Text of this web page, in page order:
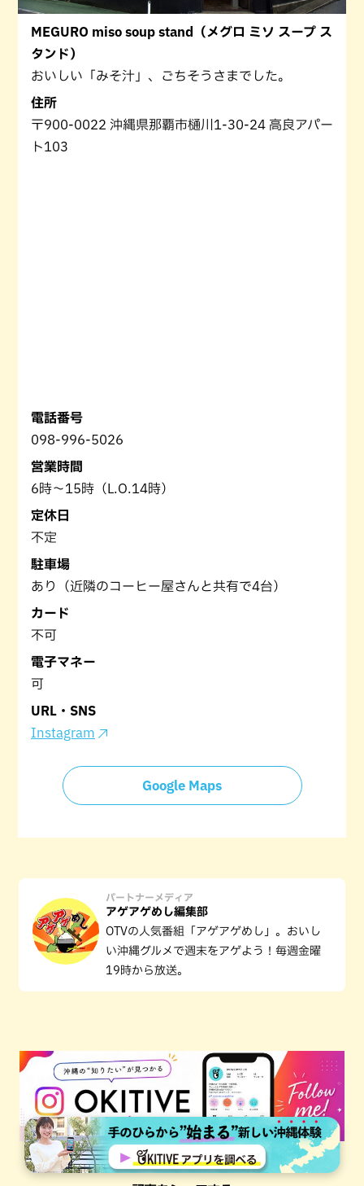
MEGURO miso soup stand（メグロ ミソ スープ ス
タンド）
おいしい「みそ汁」、ごちそうさまでした。
住所
〒900-0022 沖縄県那覇市樋川1-30-24 高良アパー
ト103
電話番号
098-996-5026
営業時間
6時～15時（L.O.14時）
定休日
不定
駐車場
あり（近隣のコーヒー屋さんと共有で4台）
カード
不可
電子マネー
可
URL・SNS
Instagram
Google Maps
パートナーメディア
アゲアゲめし編集部
OTVの人気番組「アゲアゲめし」。おいし
い沖縄グルメで週末をアゲよう！毎週金曜
19時から放送。